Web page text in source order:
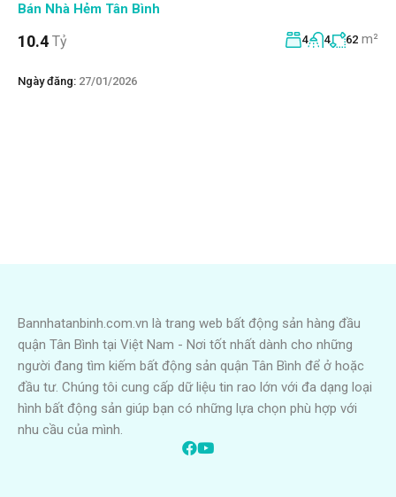
Bán Nhà Hẻm Tân Bình
10.4 Tỷ 4 4 62 m²
Ngày đăng: 27/01/2026
Bannhatanbinh.com.vn là trang web bất động sản hàng đầu
quận Tân Bình tại Việt Nam - Nơi tốt nhất dành cho những
người đang tìm kiếm bất động sản quận Tân Bình để ở hoặc
đầu tư. Chúng tôi cung cấp dữ liệu tin rao lớn với đa dạng loại
hình bất động sản giúp bạn có những lựa chọn phù hợp với
nhu cầu của mình.